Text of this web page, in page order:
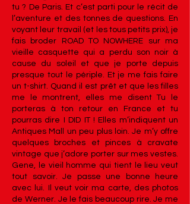
tu ? De Paris. Et c’est parti pour le récit de
l’aventure et des tonnes de questions. En
voyant leur travail (et les tous petits prix), je
fais broder ROAD TO NOWHERE sur ma
vieille casquette qui a perdu son noir à
cause du soleil et que je porte depuis
presque tout le périple. Et je me fais faire
un t-shirt. Quand il est prêt et que les filles
me le montrent, elles me disent Tu le
porteras à ton retour en France et tu
pourras dire I DID IT ! Elles m’indiquent un
Antiques Mall un peu plus loin. Je m’y offre
quelques broches et pinces à cravate
vintage que j’adore porter sur mes vestes.
Gene, le vieil homme qui tient le lieu veut
tout savoir. Je passe une bonne heure
avec lui. Il veut voir ma carte, des photos
de Werner. Je le fais beaucoup rire. Je me